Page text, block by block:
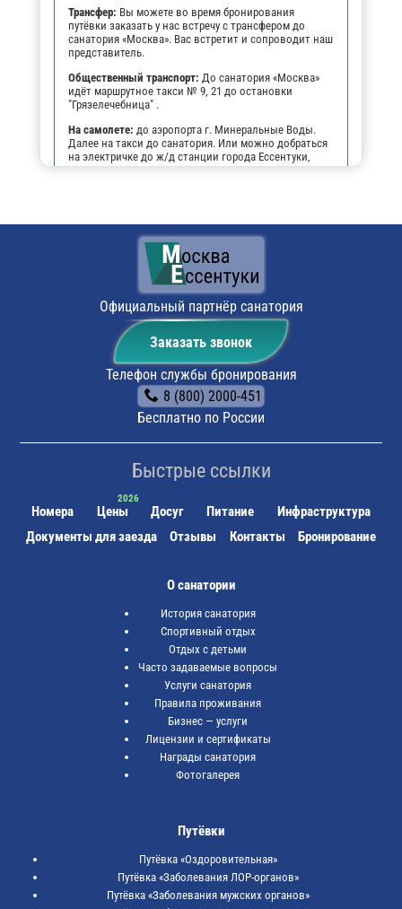
Трансфер: Вы можете во время бронирования
путёвки заказать у нас встречу с трансфером до
санатория «Москва». Вас встретит и сопроводит наш
представитель.
Общественный транспорт: До санатория «Москва»
идёт маршрутное такси № 9, 21 до остановки
"Грязелечебница" .
На самолете: до аэропорта г. Минеральные Воды.
Далее на такси до санатория. Или можно добраться
на электричке до ж/д станции города Ессентуки,
далее на маршрутном такси №9, 21 до остановки
не заблудиться, можно воспользоваться
навигатором. По прибытии будет возможность
оставить автомобиль на парковке санатория.
до ж/д вокзала г. Ессентуки. Выход из
последнего вагона по ходу следования поезда. С
железнодорожной платформы повернуть направо (к
бывшему кинотеатру "Дружба"), пройти 15 метров и
пересечь площадь. На противоположной стороне
площади имеется остановка маршрутных такси. На
маршрутном такси № 9 или № 21 проследовать до
остановки "Грязелечебница" (следующая после "Ж/д
вокзала"). Маршрутные такси ходят каждые 10-15
минут (последнее – в 21.00). Длительность поездки
около 3 минут.
Официальный партнёр санатория
Заказать звонок
Телефон службы бронирования
8 (800) 2000-451
Бесплатно по России
Быстрые ссылки
Номера Цены Досуг Питание
Инфраструктура
Документы для заезда
Отзывы Контакты Бронирование
О санатории
История санатория
Спортивный отдых
Отдых с детьми
Часто задаваемые вопросы
Услуги санатория
Правила проживания
Бизнес — услуги
Лицензии и сертификаты
Награды санатория
Фотогалерея
Путёвки
Путёвка «Оздоровительная»
Путёвка «Заболевания ЛОР-органов»
Путёвка «Заболевания мужских органов»